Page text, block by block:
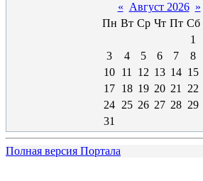
« Август 2026 »
Пн Вт Ср Чт Пт Сб
1
3
4 5 6 7 8
10 11 12 13 14 15
17 18 19 20 21 22
24 25 26 27 28 29
31
Полная версия Портала